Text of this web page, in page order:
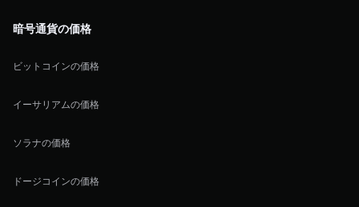
暗号通貨の価格
ビットコインの価格
イーサリアムの価格
ソラナの価格
ドージコインの価格